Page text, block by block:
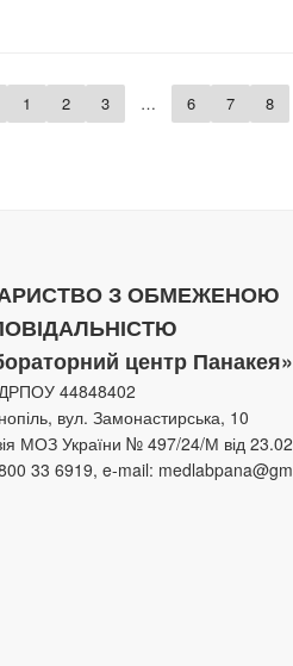
1 2 3 … 6 7 8
З ОБМЕЖЕНОЮ
центр Панакея»
44848402
вул. Замонастирська, 10
МОЗ України № 497/24/М від
33 6919, e-mail: